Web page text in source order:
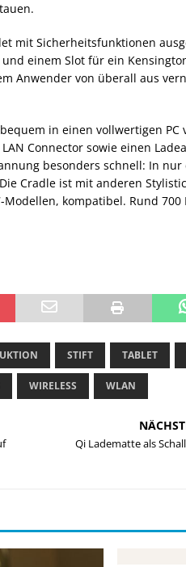
mit Sicherheitsfunktionen
einem Slot für ein
Anwender von überall aus
in einen vollwertigen PC
Connector sowie einen
besonders schnell: In
Cradle ist mit anderen
kompatibel. Rund 700
STIFT TABLET
WIRELESS WLAN
Qi Ladematte als